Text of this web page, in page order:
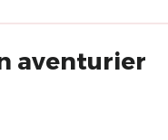
aventurier